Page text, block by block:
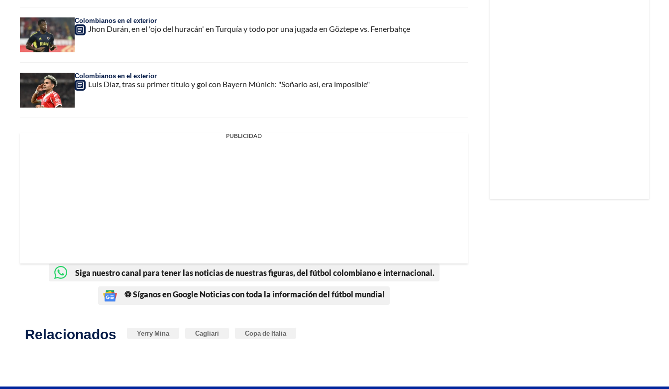
Colombianos en el exterior
Jhon Durán, en el 'ojo del huracán' en Turquía y todo por una jugada en Göztepe vs. Fenerbahçe
Colombianos en el exterior
Luis Díaz, tras su primer título y gol con Bayern Múnich: "Soñarlo así, era imposible"
PUBLICIDAD
Siga nuestro canal para tener las noticias de nuestras figuras, del fútbol colombiano e internacional.
⚽ Síganos en Google Noticias con toda la información del fútbol mundial
Relacionados Yerry Mina Cagliari Copa de Italia